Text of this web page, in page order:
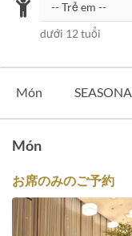
dưới 12 tuổi
Món
Món
お席のみのご予約